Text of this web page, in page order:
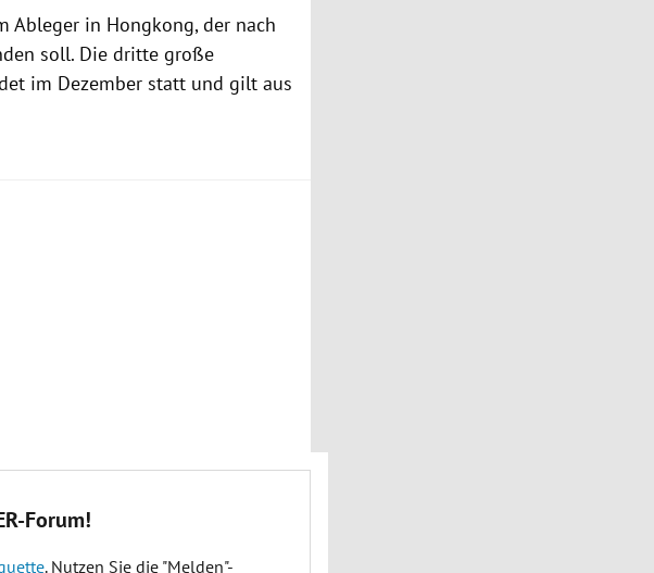
Ableger in Hongkong, der nach
soll. Die dritte große
im Dezember statt und gilt aus